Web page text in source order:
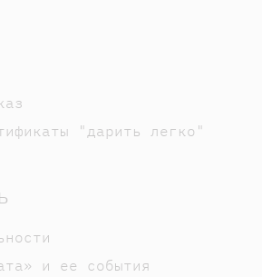
"дарить легко"
и ее события